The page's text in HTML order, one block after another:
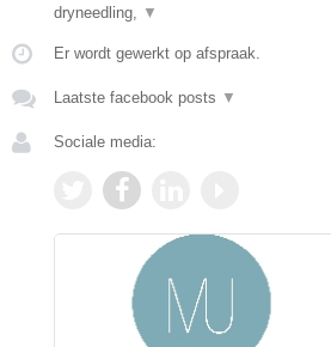
dryneedling,
▼
Er wordt gewerkt op afspraak.
Laatste facebook posts ▼
Sociale media: